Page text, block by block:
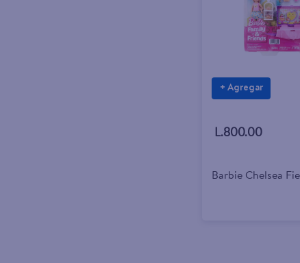
+ Agregar
L.800.00
Barbie Chelsea